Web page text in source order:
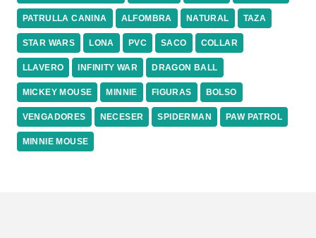
PATRULLA CANINA ALFOMBRA NATURAL TAZA
STAR WARS LONA PVC SACO COLLAR
LLAVERO INFINITY WAR DRAGON BALL
MICKEY MOUSE MINNIE FIGURAS BOLSO
VENGADORES NECESER SPIDERMAN PAW PATROL
MINNIE MOUSE